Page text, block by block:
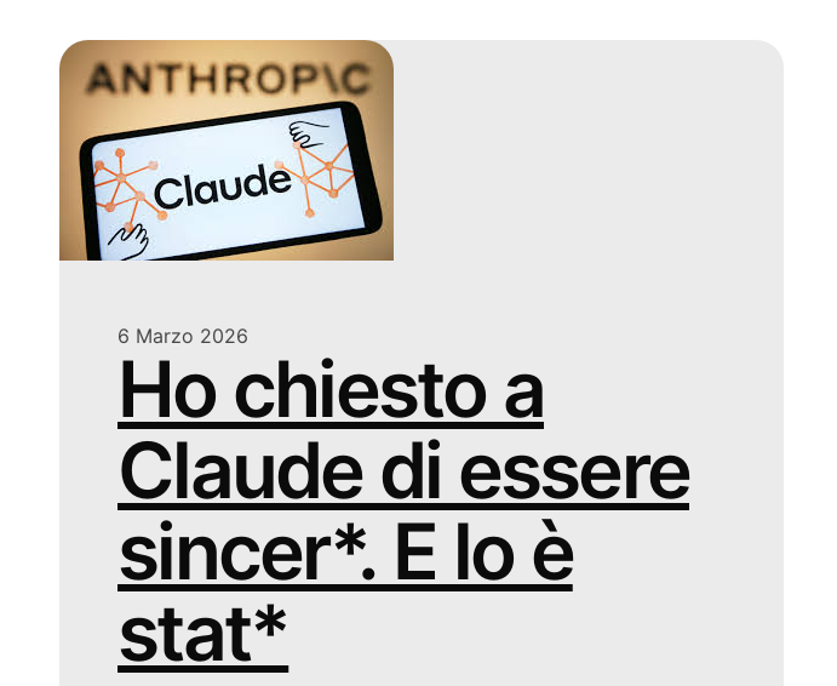
6 Marzo 2026
Ho chiesto a
Claude di essere
sincer*. E lo è
stat*